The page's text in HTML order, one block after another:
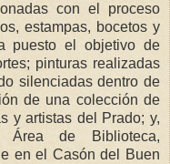
con el proceso
estampas, bocetos y
puesto el objetivo de
pinturas realizadas
silenciadas dentro de
de una colección de
y artistas del Prado; y,
de Biblioteca,
en el Casón del Buen